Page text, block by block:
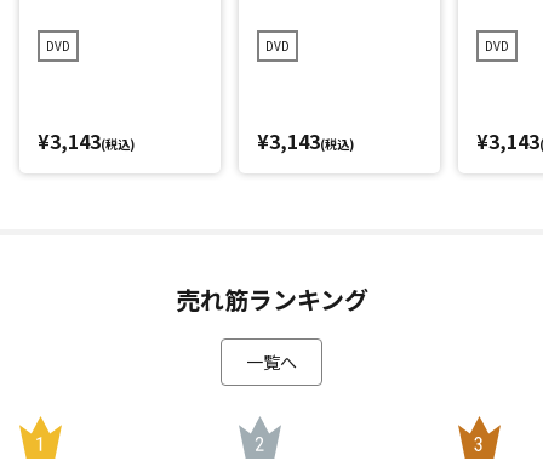
旅 プレミアム完全
版
DVD
¥3,143(税込)
ープンカーの旅 ル
ンルン編 プレミア
DVD
¥3,143(税込)
極のお
ろうの
DVD
¥3,143
売れ筋ランキング
一覧へ